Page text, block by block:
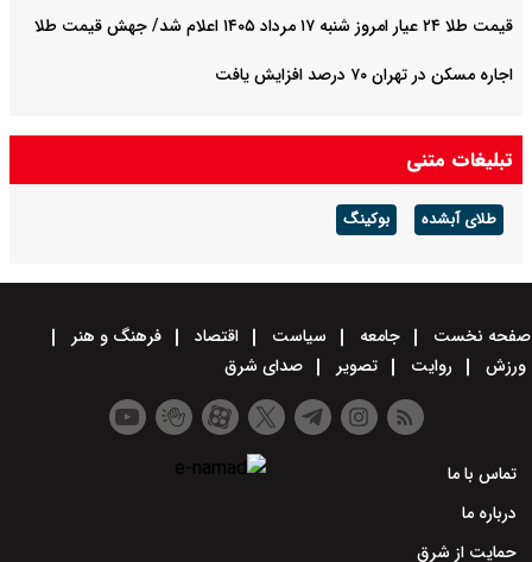
قیمت طلا ۲۴ عیار امروز شنبه ۱۷ مرداد ۱۴۰۵ اعلام شد/ جهش قیمت طلا
اجاره مسکن در تهران ۷۰ درصد افزایش یافت
تبلیغات متنی
طلای آبشده بوکینگ
صفحه نخست جامعه سیاست اقتصاد
فرهنگ و هنر
ورزش
روایت تصویر صدای شرق
تماس با ما
درباره ما
حمایت از شرق